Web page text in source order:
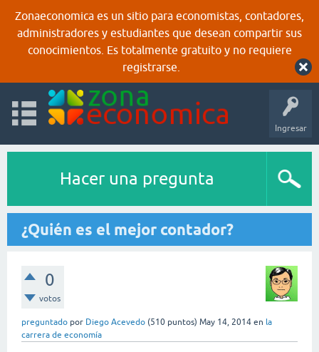
Zonaeconomica es un sitio para economistas, contadores,
administradores y estudiantes que desean compartir sus
conocimientos. Es totalmente gratuito y no requiere
registrarse.
Ingresar
Hacer una pregunta
¿Quién es el mejor contador?
0
votos
preguntado por Diego Acevedo (510 puntos) May 14, 2014 en la
carrera de economía